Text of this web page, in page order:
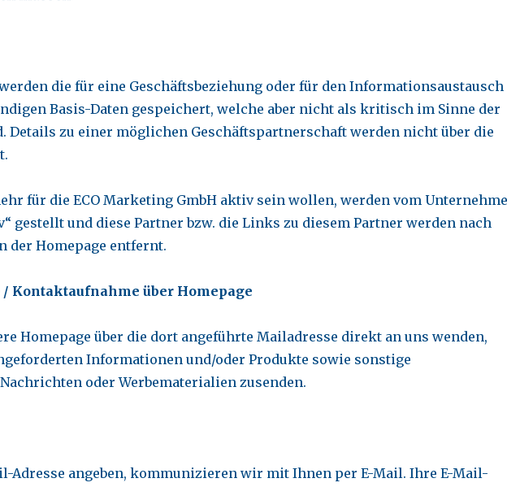
die für eine Geschäftsbeziehung oder für den Informationsaustausch
Basis-Daten gespeichert, welche aber nicht als kritisch im Sinne der
Details zu einer möglichen Geschäftspartnerschaft werden nicht über die
für die ECO Marketing GmbH aktiv sein wollen, werden vom
gestellt und diese Partner bzw. die Links zu diesem Partner werden nach
der Homepage entfernt.
Kontaktaufnahme über Homepage
Homepage über die dort angeführte Mailadresse direkt an uns wenden,
Informationen und/oder Produkte sowie sonstige
oder Werbematerialien zusenden.
Adresse angeben, kommunizieren wir mit Ihnen per E-Mail. Ihre E-Mail-